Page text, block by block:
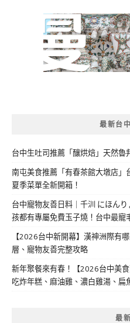
最新台
台中生吐司推薦「釀烘焙」天然
南屯美食推薦「有春茶館大墩店
夏季菜單全新開箱！
台中寵物友善日料｜千汌 にほん
孩都有專屬免費玉子燒！台中最
【2026台中新開幕】漢神洲際有
層、寵物友善完整攻略
新年聚餐來有春！【2026台中美
吃炸年糕、麻油雞、濃白雞湯、
最